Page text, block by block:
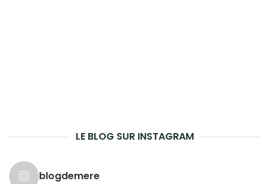
LE BLOG SUR INSTAGRAM
blogdemere